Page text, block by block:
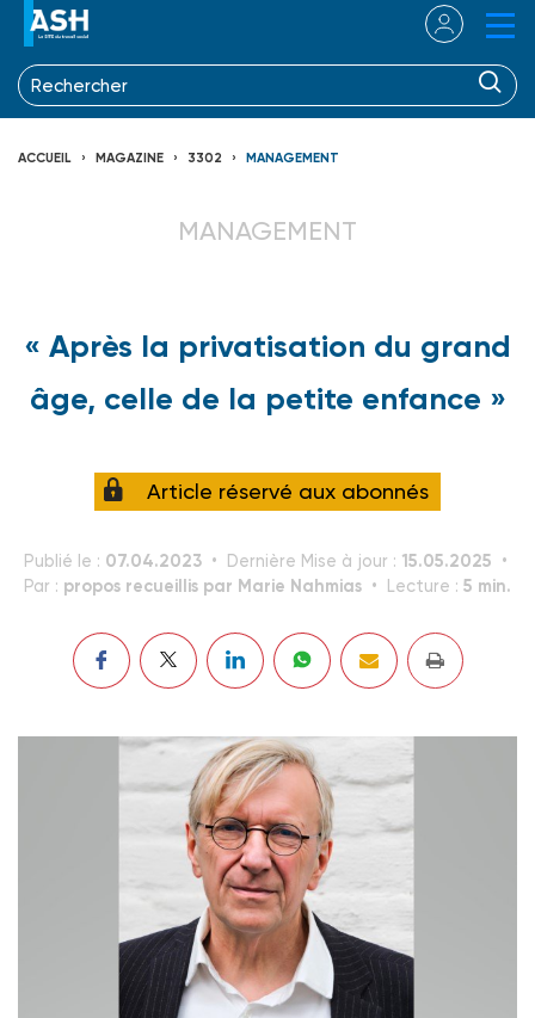
ACCUEIL MAGAZINE 3302 MANAGEMENT
MANAGEMENT
« Après la privatisation du grand
âge, celle de la petite enfance »
Article réservé aux abonnés
Publié le : 07.04.2023 Dernière Mise à jour : 15.05.2025
Par : propos recueillis par Marie Nahmias Lecture : 5 min.